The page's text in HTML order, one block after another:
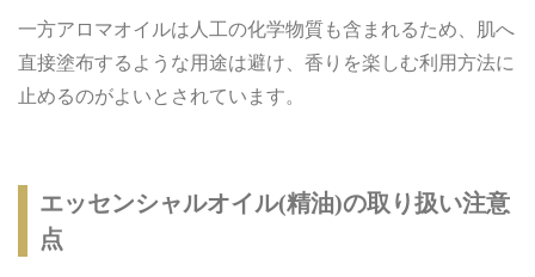
一方アロマオイルは人工の化学物質も含まれるため、肌へ
直接塗布するような用途は避け、香りを楽しむ利用方法に
止めるのがよいとされています。
エッセンシャルオイル(精油)の取り扱い注意
点